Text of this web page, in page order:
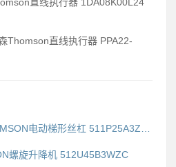
Thomson直线执行器 PPA22-
螺旋升降机 512U45B3WZC